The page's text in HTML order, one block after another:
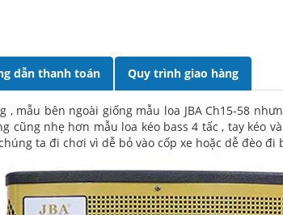
dẫn thanh toán Quy trình giao hàng
, mẫu bên ngoài giống mẫu loa JBA Ch15-58
cũng nhẹ hơn mẫu loa kéo bass 4 tấc , tay kéo
ta đi chơi vì dễ bỏ vào cốp xe hoặc dễ đèo đi